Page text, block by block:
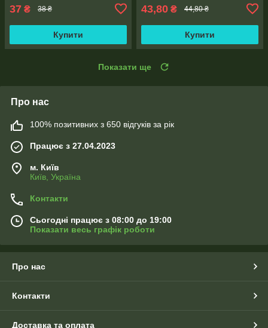
37 ₴ 38 ₴
Купити
43,80 ₴ 44,80 ₴
Купити
Показати ще
Про нас
100% позитивних з 650 відгуків за рік
Працює з 27.04.2023
м. Київ
Київ, Україна
Контакти
Сьогодні працює з 08:00 до 19:00
Показати весь графік роботи
Про нас
Контакти
Доставка та оплата